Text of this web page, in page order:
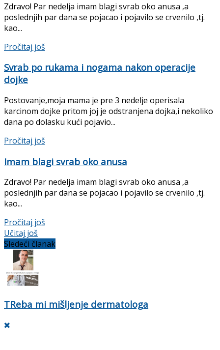
Zdravo! Par nedelja imam blagi svrab oko anusa ,a
poslednjih par dana se pojacao i pojavilo se crvenilo ,tj.
kao...
Pročitaj još
Svrab po rukama i nogama nakon operacije
dojke
Postovanje,moja mama je pre 3 nedelje operisala
karcinom dojke pritom joj je odstranjena dojka,i nekoliko
dana po dolasku kući pojavio...
Pročitaj još
Imam blagi svrab oko anusa
Zdravo! Par nedelja imam blagi svrab oko anusa ,a
poslednjih par dana se pojacao i pojavilo se crvenilo ,tj.
kao...
Pročitaj još
Učitaj još
Sledeći članak
TReba mi mišljenje dermatologa